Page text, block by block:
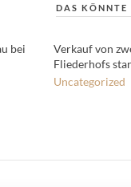
DAS KÖNNTE
bei
Verkauf von
Fliederhofs
Uncategorized